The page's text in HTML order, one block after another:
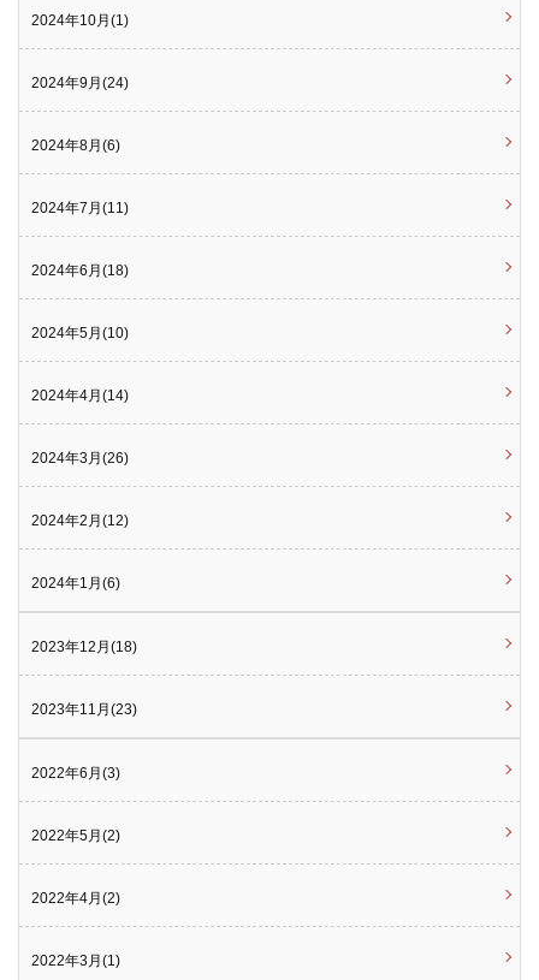
2024年10月(1)
2024年9月(24)
2024年8月(6)
2024年7月(11)
2024年6月(18)
2024年5月(10)
2024年4月(14)
2024年3月(26)
2024年2月(12)
2024年1月(6)
2023年12月(18)
2023年11月(23)
2022年6月(3)
2022年5月(2)
2022年4月(2)
2022年3月(1)